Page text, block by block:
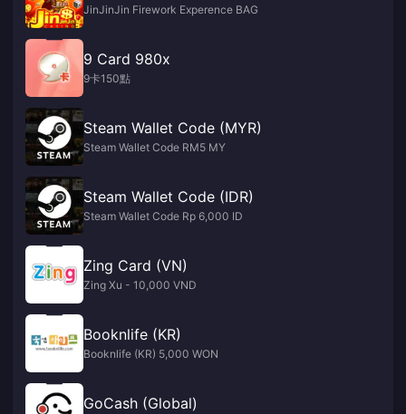
JinJinJin Firework Experence BAG
9 Card 980x
9卡150點
Steam Wallet Code (MYR)
Steam Wallet Code RM5 MY
Steam Wallet Code (IDR)
Steam Wallet Code Rp 6,000 ID
Zing Card (VN)
Zing Xu - 10,000 VND
Booknlife (KR)
Booknlife (KR) 5,000 WON
GoCash (Global)